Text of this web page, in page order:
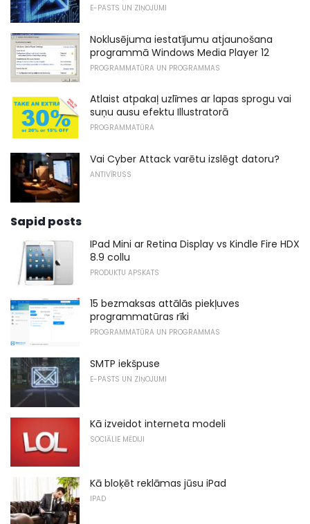
E-PASTS UN ZIŅOJUMI
Noklusējuma iestatījumu atjaunošana
programmā Windows Media Player 12
PROGRAMMATŪRA UN PROGRAMMAS
Atlaist atpakaļ uzlīmes ar lapas sprogu vai
suņu ausu efektu Illustratorā
PROGRAMMATŪRA
Vai Cyber ​​Attack varētu izslēgt datoru?
ANTIVĪRUSS
Sapid posts
IPad Mini ar Retina Display vs Kindle Fire HDX
8.9 collu
PRODUKTU APSKATS
15 bezmaksas attālās piekļuves
programmatūras rīki
PROGRAMMATŪRA UN PROGRAMMAS
SMTP iekšpuse
E-PASTS UN ZIŅOJUMI
Kā izveidot interneta modeli
SOCIĀLIE MĒDIJI
Kā bloķēt reklāmas jūsu iPad
IPAD